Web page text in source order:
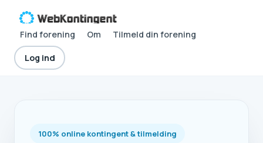
Find forening Om Tilmeld din forening
Log ind
100% online kontingent & tilmelding